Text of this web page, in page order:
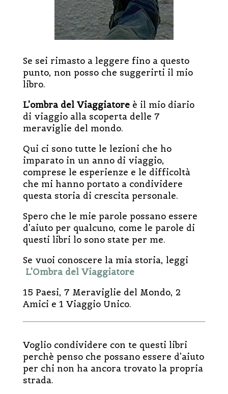
Se sei rimasto a leggere fino a questo
punto, non posso che suggerirti il mio
libro.
L’ombra del Viaggiatoreè il mio diario
di viaggio alla scoperta delle 7
meraviglie del mondo.
Qui ci sono tutte le lezioni che ho
imparato in un anno di viaggio,
comprese le esperienze e le difficoltà
che mi hanno portato a condividere
questa storia di crescita personale.
Spero che le mie parole possano essere
d’aiuto per qualcuno, come le parole di
questi libri lo sono state per me.
Se vuoi conoscere la mia storia, leggi
L’Ombra del Viaggiatore
15 Paesi, 7 Meraviglie del Mondo, 2
Amici e 1 Viaggio Unico.
Voglio condividere con te questi libri
perchè penso che possano essere d’aiuto
per chi non ha ancora trovato la propria
strada.